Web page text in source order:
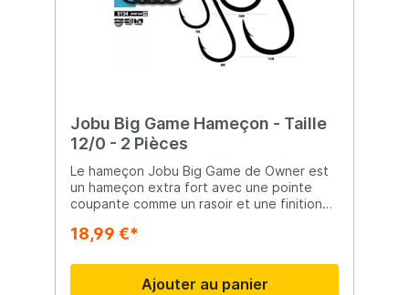
Jobu Big Game Hameçon - Taille
12/0 - 2 Pièces
Le hameçon Jobu Big Game de Owner est
un hameçon extra fort avec une pointe
coupante comme un rasoir et une finition
Cet hameçon est parfait pour la pêche à la
18,99 €*
Ajouter au panier